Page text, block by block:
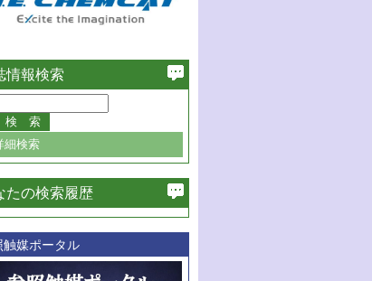
情報検索
細検索
必ず含む
巻・号指定
巻
号
たの検索履歴
触媒ポータル